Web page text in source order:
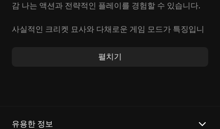
감 나는 액션과 전략적인 플레이를 경험할 수 있습니다.
사실적인 크리켓 묘사와 다채로운 게임 모드가 특징입니
간 멀티플레이어 매치에서 전 세계의 플레이어들과 실력
로 느껴보세요.
펼치기
유용한 정보